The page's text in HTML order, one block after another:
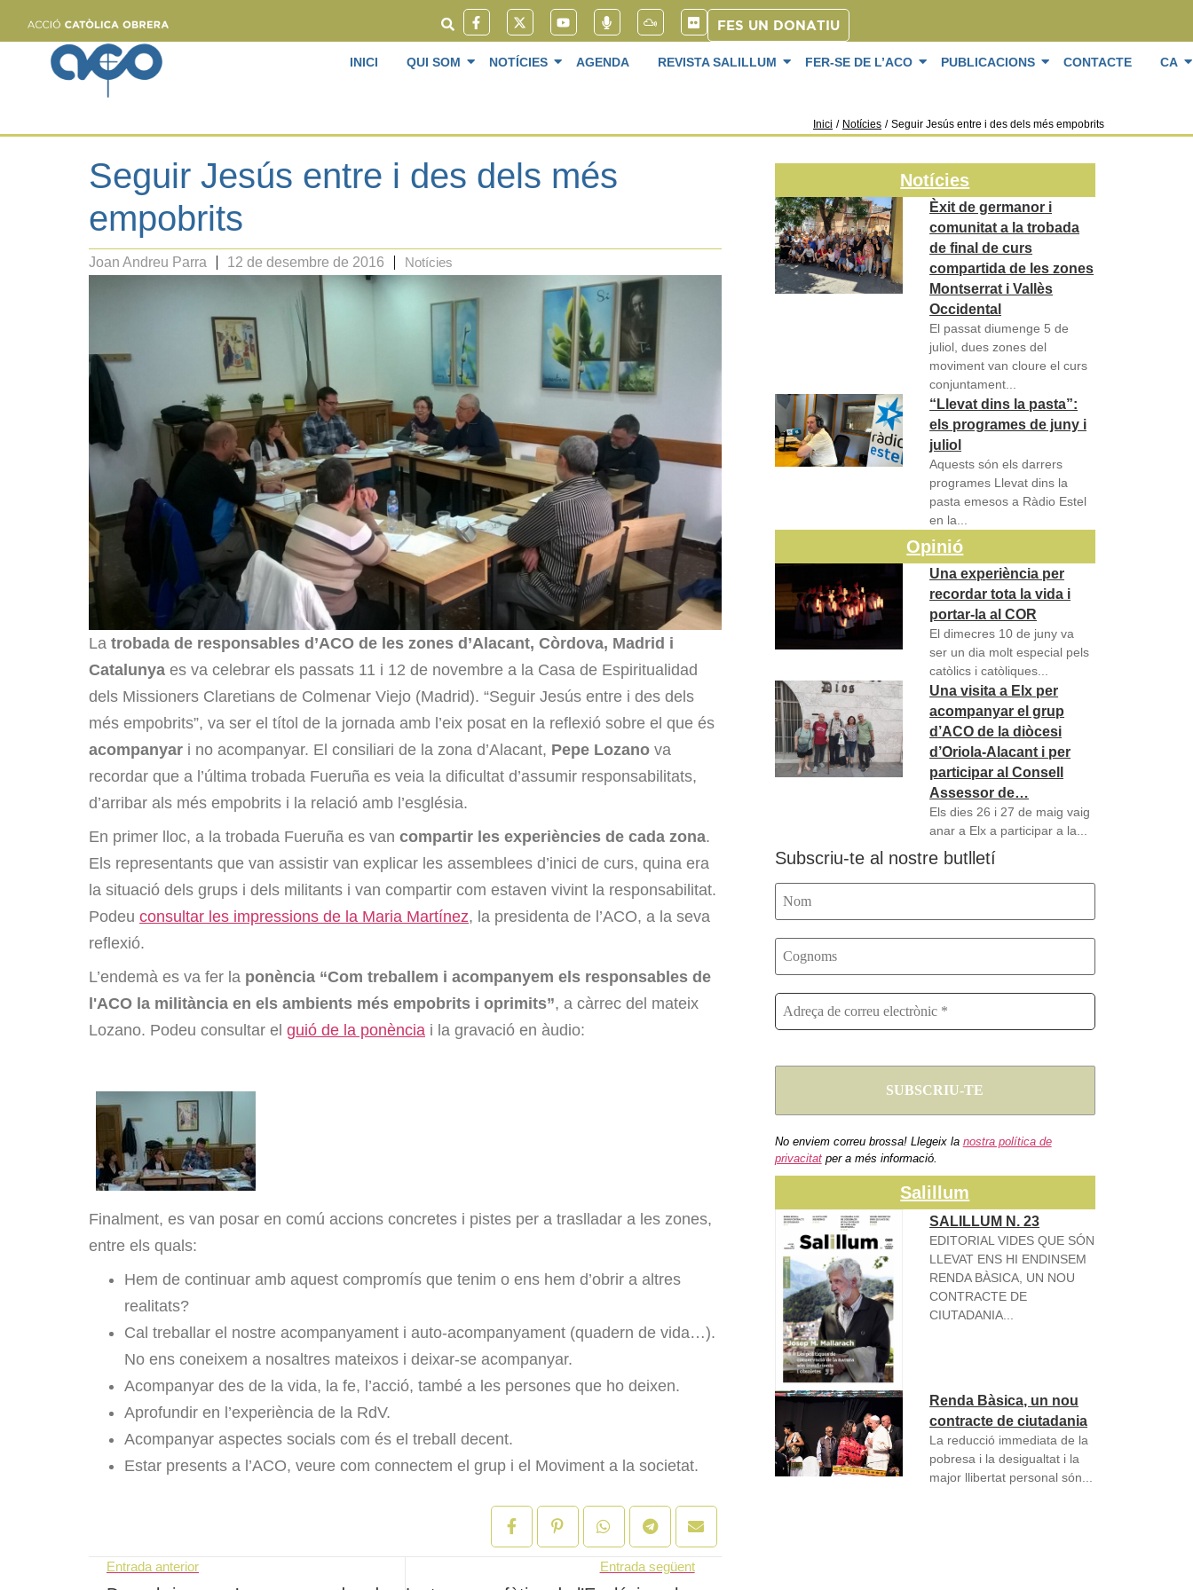
FES UN DONATIU
INICI QUI SOM NOTÍCIES AGENDA REVISTA SALILLUM FER-SE DE L’ACO PUBLICACIONS CONTACTE CA
Inici / Notícies / Seguir Jesús entre i des dels més empobrits
Seguir Jesús entre i des dels més
empobrits
Joan Andreu Parra 12 de desembre de 2016 Notícies
La trobada de responsables d’ACO de les zones d’Alacant, Còrdova, Madrid i
Catalunya es va celebrar els passats 11 i 12 de novembre a la Casa de Espiritualidad
dels Missioners Claretians de Colmenar Viejo (Madrid). “Seguir Jesús entre i des dels
més empobrits”, va ser el títol de la jornada amb l’eix posat en la reflexió sobre el que és
acompanyar i no acompanyar. El consiliari de la zona d’Alacant, Pepe Lozano va
recordar que a l’última trobada Fueruña es veia la dificultat d’assumir responsabilitats,
d’arribar als més empobrits i la relació amb l’església.
En primer lloc, a la trobada Fueruña es van compartir les experiències de cada zona.
Els representants que van assistir van explicar les assemblees d’inici de curs, quina era
la situació dels grups i dels militants i van compartir com estaven vivint la responsabilitat.
Podeu consultar les impressions de la Maria Martínez, la presidenta de l’ACO, a la seva
reflexió.
L’endemà es va fer la ponència “Com treballem i acompanyem els responsables de
l'ACO la militància en els ambients més empobrits i oprimits”, a càrrec del mateix
Lozano. Podeu consultar el guió de la ponència i la gravació en àudio:
Finalment, es van posar en comú accions concretes i pistes per a traslladar a les zones,
entre els quals:
Hem de continuar amb aquest compromís que tenim o ens hem d’obrir a altres
realitats?
Cal treballar el nostre acompanyament i auto-acompanyament (quadern de vida…).
No ens coneixem a nosaltres mateixos i deixar-se acompanyar.
Acompanyar des de la vida, la fe, l’acció, també a les persones que ho deixen.
Aprofundir en l’experiència de la RdV.
Acompanyar aspectes socials com és el treball decent.
Estar presents a l’ACO, veure com connectem el grup i el Moviment a la societat.
Entrada anterior Entrada següent
Notícies
Èxit de germanor i
comunitat a la trobada
de final de curs
compartida de les zones
Montserrat i Vallès
Occidental
El passat diumenge 5 de
juliol, dues zones del
moviment van cloure el curs
conjuntament...
“Llevat dins la pasta”:
els programes de juny i
juliol
Aquests són els darrers
programes Llevat dins la
pasta emesos a Ràdio Estel
en la...
Opinió
Una experiència per
recordar tota la vida i
portar-la al COR
El dimecres 10 de juny va
ser un dia molt especial pels
catòlics i catòliques...
Una visita a Elx per
acompanyar el grup
d’ACO de la diòcesi
d’Oriola-Alacant i per
participar al Consell
Assessor de…
Els dies 26 i 27 de maig vaig
anar a Elx a participar a la...
Subscriu-te al nostre butlletí
No enviem correu brossa! Llegeix la nostra política de
privacitatper a més informació.
Salillum
SALILLUM N. 23
EDITORIAL VIDES QUE SÓN
LLEVAT ENS HI ENDINSEM
RENDA BÀSICA, UN NOU
CONTRACTE DE
CIUTADANIA...
Renda Bàsica, un nou
contracte de ciutadania
La reducció immediata de la
pobresa i la desigualtat i la
major llibertat personal són...